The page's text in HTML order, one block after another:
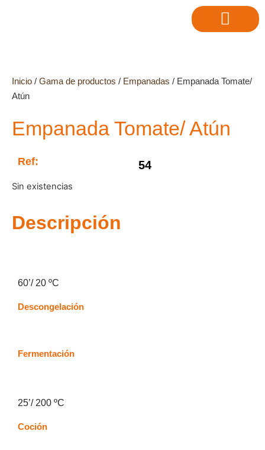
Inicio / Gama de productos / Empanadas / Empanada Tomate/
Atún
Empanada Tomate/ Atún
Ref: 54
Sin existencias
Descripción
60’/ 20 ºC
Descongelación
Fermentación
25’/ 200 ºC
Coción